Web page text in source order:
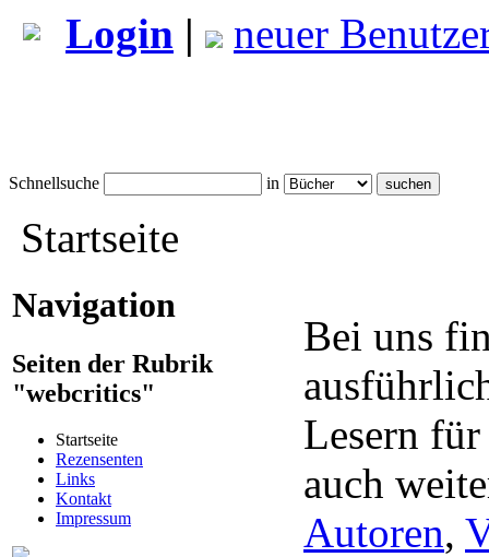
Login | neuer
Schnellsuche in
Startseite
Navigation
Seiten der Rubrik
"webcritics"
Startseite
Rezensenten
Links
Kontakt
Impressum
Bei uns
Lesern für
auch
Autoren,